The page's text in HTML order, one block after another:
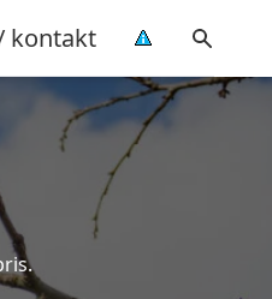
kontakt